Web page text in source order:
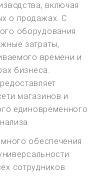
включая
о продажах. С
оборудования
затраты,
времени и
бизнеса.
магазинов и
единовременного
обеспечения
сотрудников